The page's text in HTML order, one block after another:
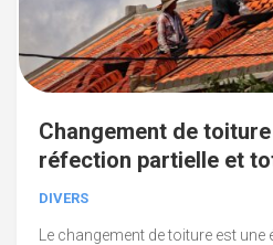
Changement de
réfection partielle et
DIVERS
Le changement de toiture est